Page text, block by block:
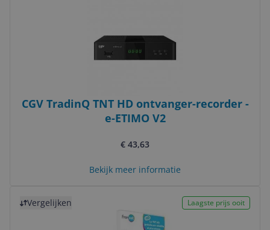
CGV TradinQ TNT HD ontvanger-recorder -
e-ETIMO V2
€ 43,63
Bekijk meer informatie
Vergelijken Laagste prijs ooit